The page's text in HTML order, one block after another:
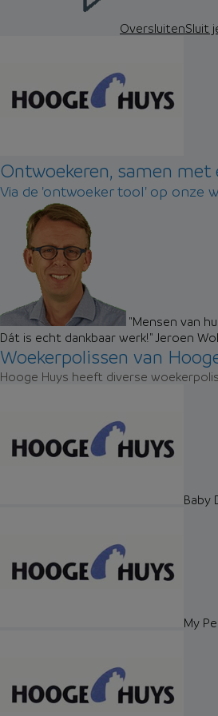
OversluitenSluit
Ontwoekeren, samen met
Via de 'ontwoeker tool' op onze
"Mensen van
Dát is echt dankbaar werk!"Jeroen
Woekerpolissen van
Hooge Huys heeft diverse
Baby
My